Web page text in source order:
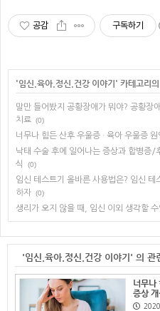
공감 구독하기
'임신.육아.정신.건강 이야기 ' 카테고리
말만 들어봤지 공황장애가 뭐야? 공황장애
치료 (0)
너무나 힘든 산후 우울증 · 육아 우울증
낙태 수술 후에 일어나는 증상과 합병증/
식
(0)
임신 테스트기 올바른 사용법은? 임신 테
하자 (0)
생리가 오지 않을 때, 임신 이외 생각할
'임신.육아.정신.건강 이야기' 의 관
너무나
증상